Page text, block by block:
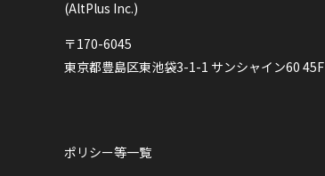
(AltPlus Inc.)
〒170-6045
東京都豊島区東池袋3-1-1 サンシャイン60 45F
ポリシー等一覧